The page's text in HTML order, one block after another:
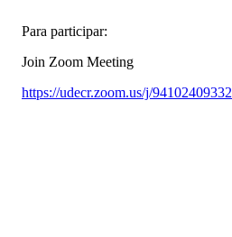
Para participar:
Join Zoom Meeting
https://udecr.zoom.us/j/94102409332